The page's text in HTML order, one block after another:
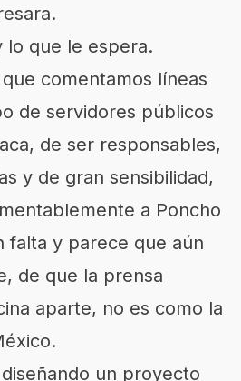
lo que le espera.
comentamos líneas
de servidores públicos
de ser responsables,
y de gran sensibilidad,
a Poncho
falta y parece que aún
de que la prensa
aparte, no es como la
un proyecto